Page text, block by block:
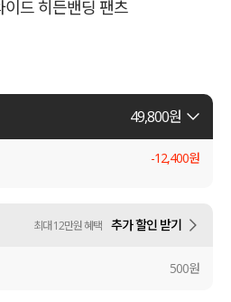
언더웨어
드 히든밴딩 팬츠
49,800원
-12,400원
최대 12만원 혜택 추가 할인 받기
500원